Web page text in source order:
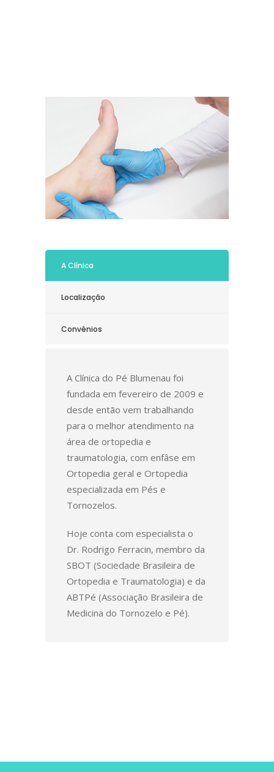
A Clínica
Localização
Convênios
A Clínica do Pé Blumenau foi
fundada em fevereiro de 2009 e
desde então vem trabalhando
para o melhor atendimento na
área de ortopedia e
traumatologia, com enfâse em
Ortopedia geral e Ortopedia
especializada em Pés e
Tornozelos.
Hoje conta com especialista o
Dr. Rodrigo Ferracin, membro da
SBOT (Sociedade Brasileira de
Ortopedia e Traumatologia) e da
ABTPé (Associação Brasileira de
Medicina do Tornozelo e Pé).